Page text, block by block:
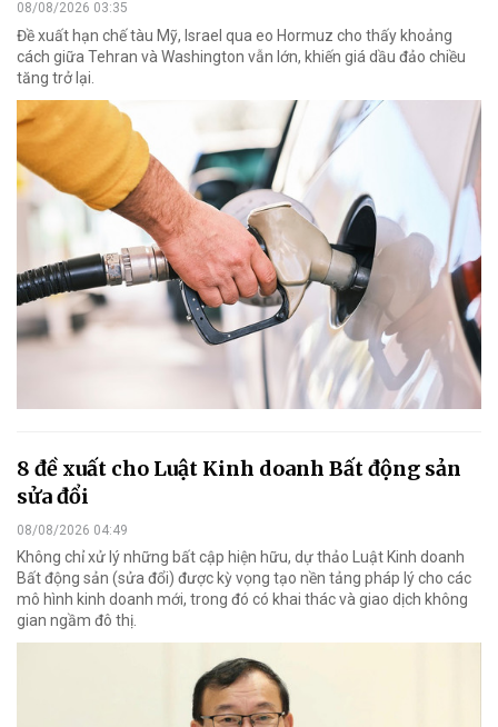
08/08/2026 03:35
Đề xuất hạn chế tàu Mỹ, Israel qua eo Hormuz cho thấy khoảng
cách giữa Tehran và Washington vẫn lớn, khiến giá dầu đảo chiều
tăng trở lại.
8 đề xuất cho Luật Kinh doanh Bất động sản
sửa đổi
08/08/2026 04:49
Không chỉ xử lý những bất cập hiện hữu, dự thảo Luật Kinh doanh
Bất động sản (sửa đổi) được kỳ vọng tạo nền tảng pháp lý cho các
mô hình kinh doanh mới, trong đó có khai thác và giao dịch không
gian ngầm đô thị.